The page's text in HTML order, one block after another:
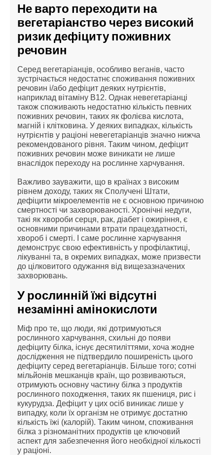
Не варто переходити на
вегетаріанство через високий
ризик дефіциту поживних
речовин
Серед вегетаріанців, особливо веганів, часто
зустрічається недостатнє споживання поживних
речовин і/або дефіцит деяких нутрієнтів,
наприклад вітаміну В12. Однак невегетаріанці
також споживають недостатню кількість певних
поживних речовин, таких як фолієва кислота,
магній і клітковина. У деяких випадках, кількість
нутрієнтів у раціоні невегетаріанців значно нижча
рекомендованого рівня. Таким чином, дефіцит
поживних речовин може виникати не лише
внаслідок переходу на рослинне харчування.
Важливо зауважити, що в країнах з високим
рівнем доходу, таких як Сполучені Штати,
дефіцити мікроелементів не є основною причиною
смертності чи захворюваності. Хронічні недуги,
такі як хвороби серця, рак, діабет і ожиріння, є
основними причинами втрати працездатності,
хвороб і смерті. І саме рослинне харчування
демонструє свою ефективність у профілактиці,
лікуванні та, в окремих випадках, може призвести
до цілковитого одужання від вищезазначених
захворювань.
У рослинній їжі відсутні
незамінні амінокислоти
Міф про те, що люди, які дотримуються
рослинного харчування, схильні до появи
дефіциту білка, існує десятиліттями, хоча жодне
дослідження не підтвердило поширеність цього
дефіциту серед вегетаріанців. Більше того; сотні
мільйонів мешканців країн, що розвиваються,
отримують основну частину білка з продуктів
рослинного походження, таких як пшениця, рис і
кукурудза. Дефіцит у цих осіб виникає лише у
випадку, коли їх організм не отримує достатню
кількість їжі (калорій). Таким чином, споживання
білка з різноманітних продуктів це ключовий
аспект для забезпечення його необхідної кількості
у раціоні.